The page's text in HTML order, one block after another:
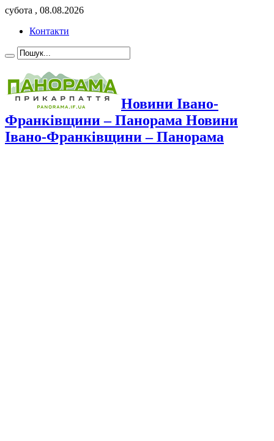
субота , 08.08.2026
Контакти
Новини Івано-
Франківщини – Панорама Новини
Івано-Франківщини – Панорама